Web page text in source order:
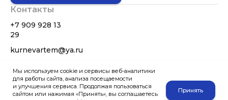
Контакты
+7 909 928 13
29
kurnevartem@ya.ru
Карточка на Я.Картах
Меню
Мы используем cookie и сервисы веб-аналитики
для работы сайта, анализа посещаемости
и улучшения сервиса. Продолжая пользоваться
сайтом или нажимая «Принять», вы соглашаетесь
Принять